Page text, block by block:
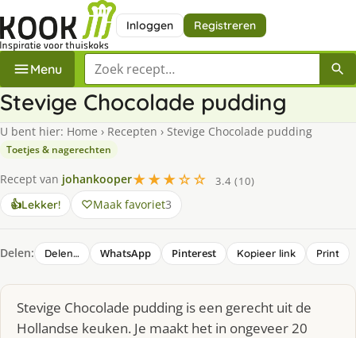
Inloggen Registreren
Menu Zoek een recept
Stevige Chocolade pudding
U bent hier: Home › Recepten › Stevige Chocolade pudding
Toetjes & nagerechten
Recept van johankooper★★★☆☆
3.4 (10)
👍Lekker! Maak favoriet3
Delen: Delen… WhatsApp Pinterest Kopieer link Print
Stevige Chocolade pudding is een gerecht uit de
Hollandse keuken. Je maakt het in ongeveer 20